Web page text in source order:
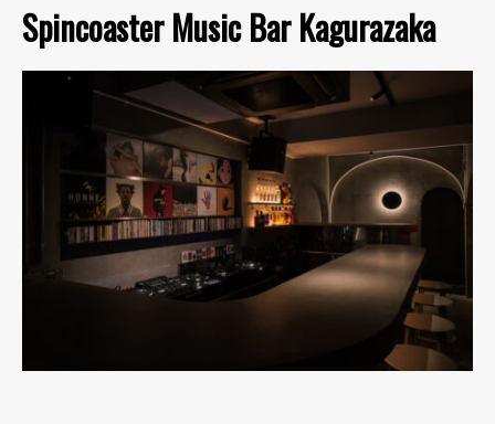
Spincoaster Music Bar Kagurazaka